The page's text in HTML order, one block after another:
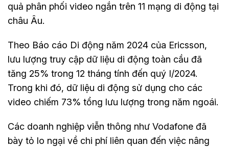
quả phân phối video ngắn trên 11 mạng di động tại
châu Âu.
Theo Báo cáo Di động năm 2024 của Ericsson,
lưu lượng truy cập dữ liệu di động toàn cầu đã
tăng 25% trong 12 tháng tính đến quý I/2024.
Trong khi đó, dữ liệu di động sử dụng cho các
video chiếm 73% tổng lưu lượng trong năm ngoái.
Các doanh nghiệp viễn thông như Vodafone đã
bày tỏ lo ngại về chi phí liên quan đến việc nâng